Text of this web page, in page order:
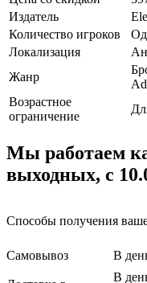
Издатель
Количество игроков
Локализация
Жанр
Возрастное
ограничение
Мы работаем
выходных, с
Способы получения
Самовывоз В
В